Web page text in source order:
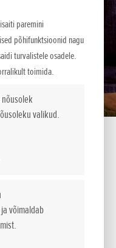
paremini
põhifunktsioonid nagu
turvalistele osadele.
toimida.
valikud.
võimaldab